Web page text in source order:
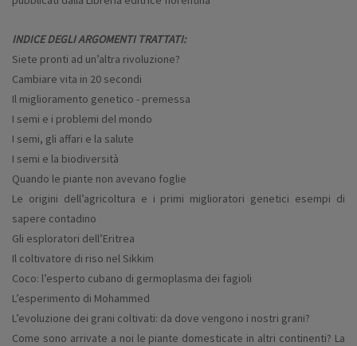
INDICE DEGLI ARGOMENTI TRATTATI:
Siete pronti ad un’altra rivoluzione?
Cambiare vita in 20 secondi
Il miglioramento genetico - premessa
I semi e i problemi del mondo
I semi, gli affari e la salute
I semi e la biodiversità
Quando le piante non avevano foglie
Le origini dell’agricoltura e i primi miglioratori genetici esempi di
sapere contadino
Gli esploratori dell’Eritrea
Il coltivatore di riso nel Sikkim
Coco: l’esperto cubano di germoplasma dei fagioli
L’esperimento di Mohammed
L’evoluzione dei grani coltivati: da dove vengono i nostri grani?
Come sono arrivate a noi le piante domesticate in altri continenti? La